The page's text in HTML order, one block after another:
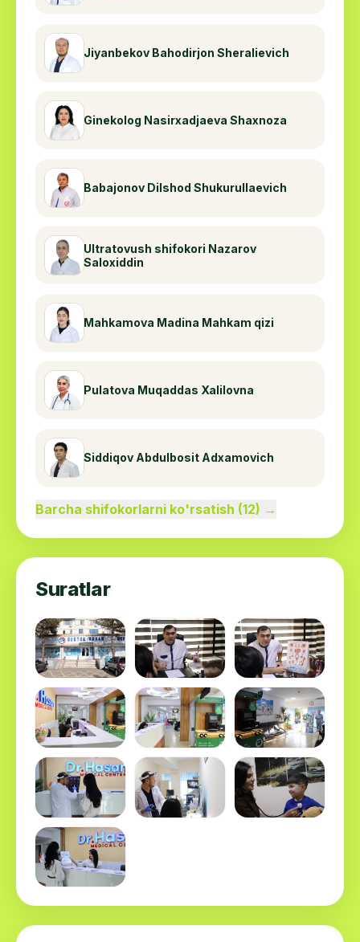
Jiyanbekov Bahodirjon Sheralievich
Ginekolog Nasirxadjaeva Shaxnoza
Babajonov Dilshod Shukurullaevich
Ultratovush shifokori Nazarov
Saloxiddin
Mahkamova Madina Mahkam qizi
Pulatova Muqaddas Xalilovna
Siddiqov Abdulbosit Adxamovich
Barcha shifokorlarni ko'rsatish (12) →
Suratlar